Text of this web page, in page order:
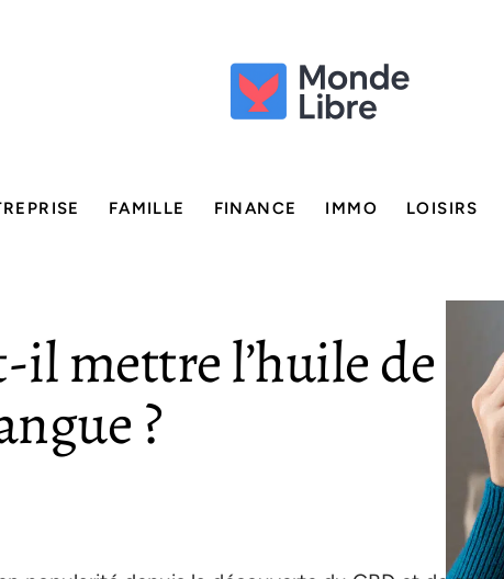
FAMILLE FINANCE IMMO LOISIRS
mettre l’huile de
?